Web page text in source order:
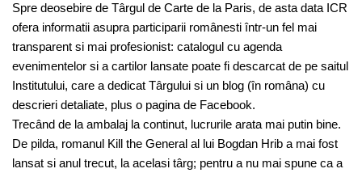
Spre deosebire de Târgul de Carte de la Paris, de asta data ICR
ofera informatii asupra participarii românesti într-un fel mai
transparent si mai profesionist: catalogul cu agenda
evenimentelor si a cartilor lansate poate fi descarcat de pe saitul
Institutului, care a dedicat Târgului si un blog (în româna) cu
descrieri detaliate, plus o pagina de Facebook.
Trecând de la ambalaj la continut, lucrurile arata mai putin bine.
De pilda, romanul Kill the General al lui Bogdan Hrib a mai fost
lansat si anul trecut, la acelasi târg; pentru a nu mai spune ca a